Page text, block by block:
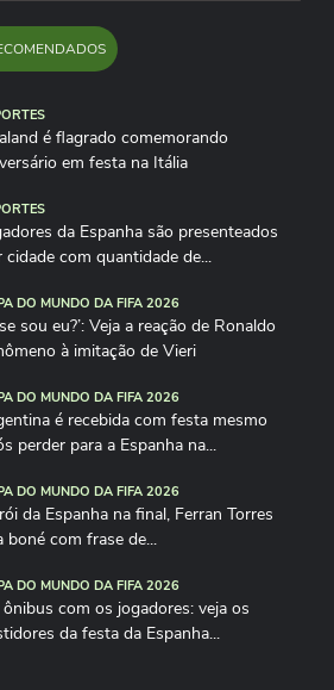
é flagrado comemorando
em festa na Itália
da Espanha são presenteados
cidade com quantidade de...
DO MUNDO DA FIFA 2026
sou eu?’: Veja a reação de Ronaldo
à imitação de Vieri
DO MUNDO DA FIFA 2026
é recebida com festa mesmo
perder para a Espanha na...
DO MUNDO DA FIFA 2026
da Espanha na final, Ferran Torres
boné com frase de...
DO MUNDO DA FIFA 2026
ônibus com os jogadores: veja os
da festa da Espanha...